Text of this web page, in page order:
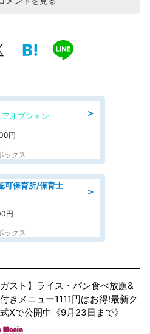
＞
オプション
円
ックス
＞
可保育所/保育士
円
ックス
ガスト】ライス・パン食べ放題&
きメニュー1111円はお得!最新ク
Xで公開中《9月23日まで》